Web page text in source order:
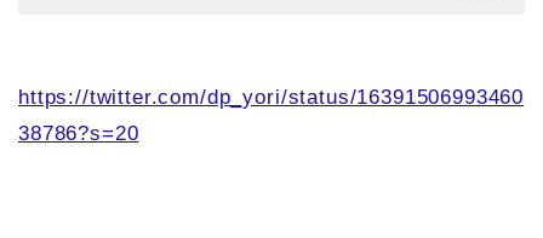
https://twitter.com/dp_yori/status/16391506993460
38786?s=20